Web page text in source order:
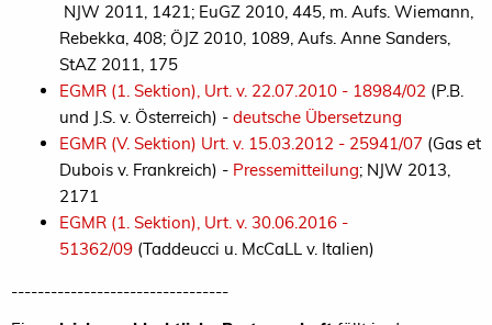
NJW 2011, 1421; EuGZ 2010, 445, m. Aufs. Wiemann,
Rebekka, 408; ÖJZ 2010, 1089, Aufs. Anne Sanders,
StAZ 2011, 175
EGMR (1. Sektion), Urt. v. 22.07.2010 - 18984/02 (P.B.
und J.S. v. Österreich) - deutsche Übersetzung
EGMR (V. Sektion) Urt. v. 15.03.2012 - 25941/07 (Gas et
Dubois v. Frankreich) - Pressemitteilung; NJW 2013,
2171
EGMR (1. Sektion), Urt. v. 30.06.2016 -
51362/09 (Taddeucci u. McCaLL v. Italien)
---------------------------------